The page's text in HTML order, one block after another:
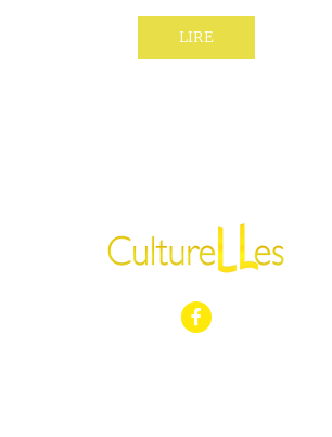
LIRE